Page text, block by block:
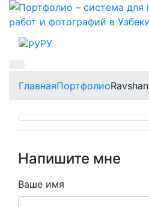
РУ
ГлавнаяПортфолиоRavshan
Напишите мне
Ваше имя